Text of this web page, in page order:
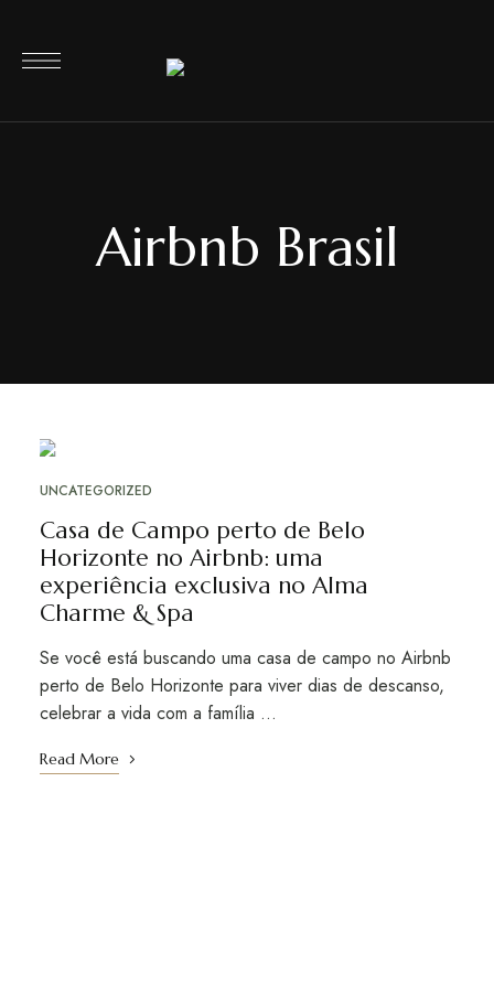
Airbnb Brasil
13
UNCATEGORIZED
Casa de Campo perto de Belo
Horizonte no Airbnb: uma
experiência exclusiva no Alma
Charme & Spa
Se você está buscando uma casa de campo no Airbnb
perto de Belo Horizonte para viver dias de descanso,
celebrar a vida com a família …
Read More